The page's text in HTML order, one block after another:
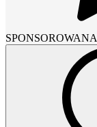
SPONSOROWANA